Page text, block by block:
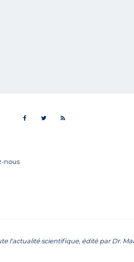
nous
l'actualité scientifique, édité par Dr.